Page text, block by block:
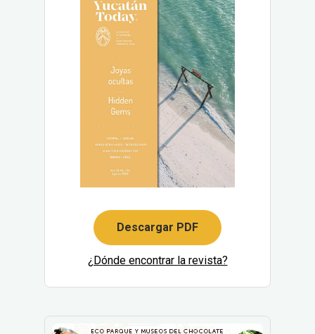
Descargar PDF
¿Dónde encontrar la revista?